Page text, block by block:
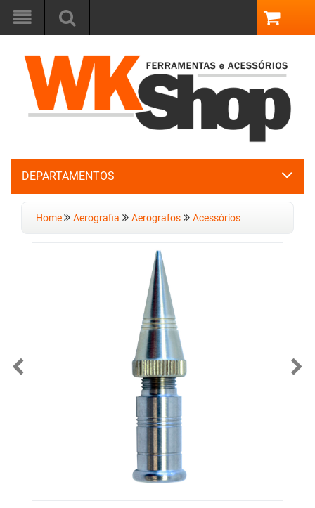
DEPARTAMENTOS
Home Aerografia Aerografos Acessórios